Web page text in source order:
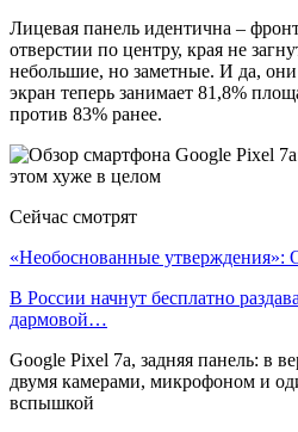
Лицевая панель идентична –
отверстии по центру, края не
небольшие, но заметные. И да,
экран теперь занимает 81,8%
против 83% ранее.
Сейчас смотрят
«Необоснованные утверждения»:
В России начнут бесплатно
дармовой…
Google Pixel 7a, задняя панель: в
двумя камерами, микрофоном и
вспышкой